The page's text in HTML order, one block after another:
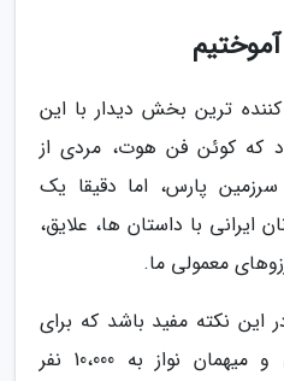
ترین بخش دیدار با این
که کوئن فن هوت، مردی از
پارس، اما دقیقا یک
ایرانی با داستان ها، علایق،
معمولی ما.
این نکته مفید باشد که برای
نمایش روزانه ایران واقعی و میهمان نواز به 10،000 نفر